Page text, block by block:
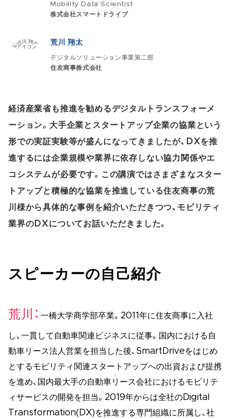
Mobility Data Scientist
株式会社スマートドライブ
荒川 翔太
デジタルソリューション事業第二部
住友商事株式会社
経済産業省も推進を勧めるデジタルトランスフォーメ
ーション。大手企業とスタートアップ企業の協業という
形での実証実験等が盛んになってきましたが、DXを推
進するには企業規模や業界に依存しない協力関係やエ
コシステムが必要です。この講演ではさまざまなスター
トアップと積極的な協業を推進している住友商事の荒
川様から具体的な事例を紹介いただきつつ、モビリティ
業界のDXについてお話いただきました。
スピーカーの自己紹介
荒川 一橋大学商学部卒業。2011年に住友商事に入社
し、一貫して自動車関連ビジネスに従事。国内における自
動車リース法人営業を担当した後、SmartDriveをはじめ
とするモビリティ関連スタートアップへの出資および提携
を進め、国内最大手の自動車リース会社におけるモビリテ
ィサービスの開発を担当。2019年からは全社のDigital
Transformation(DX)を推進する専門組織に所属し、社